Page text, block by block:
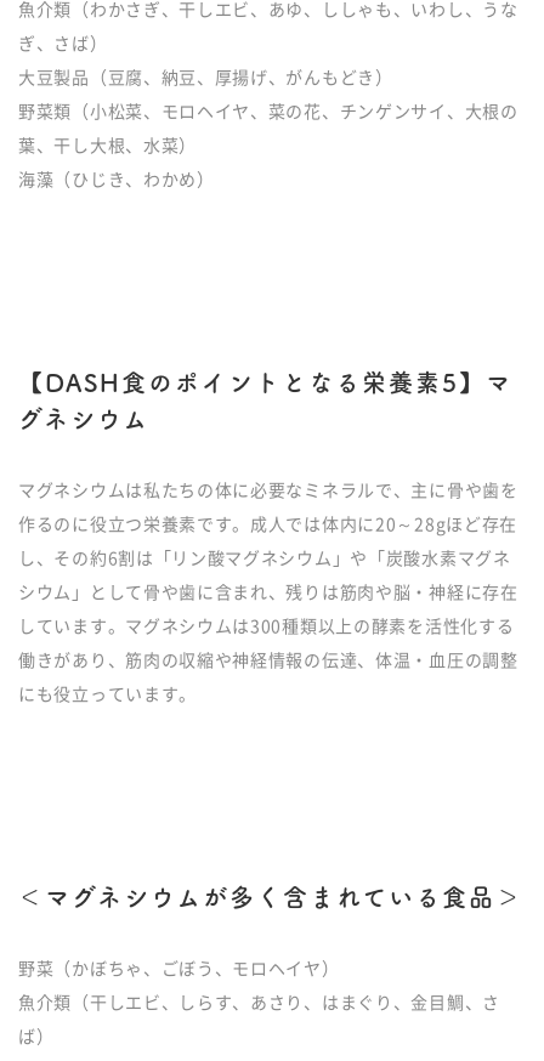
魚介類（わかさぎ、干しエビ、あゆ、ししゃも、いわし、うな
ぎ、さば）
大豆製品（豆腐、納豆、厚揚げ、がんもどき）
野菜類（小松菜、モロヘイヤ、菜の花、チンゲンサイ、大根の
葉、干し大根、水菜）
海藻（ひじき、わかめ）
【DASH食のポイントとなる栄養素5】マ
グネシウム
マグネシウムは私たちの体に必要なミネラルで、主に骨や歯を
作るのに役立つ栄養素です。成人では体内に20～28gほど存在
し、その約6割は「リン酸マグネシウム」や「炭酸水素マグネ
シウム」として骨や歯に含まれ、残りは筋肉や脳・神経に存在
しています。マグネシウムは300種類以上の酵素を活性化する
働きがあり、筋肉の収縮や神経情報の伝達、体温・血圧の調整
にも役立っています。
＜マグネシウムが多く含まれている食品＞
野菜（かぼちゃ、ごぼう、モロヘイヤ）
魚介類（干しエビ、しらす、あさり、はまぐり、金目鯛、さ
ば）